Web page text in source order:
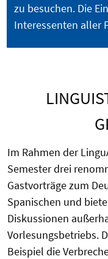
zu besuchen. Die
Interessenten aller
Im Rahmen der
Semester drei
Gastvorträge zum
Spanischen und
Diskussionen
Vorlesungsbetriebs.
Beispiel die